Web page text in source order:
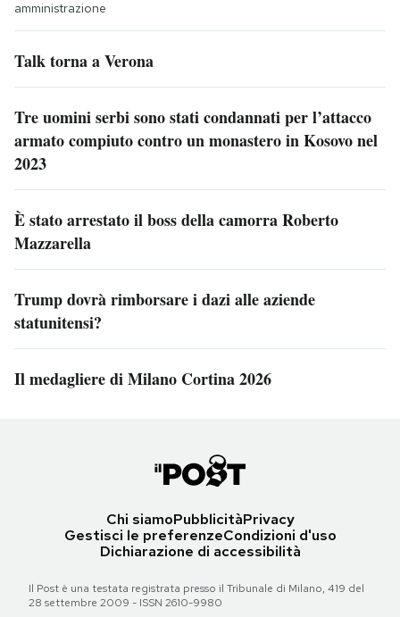
amministrazione
Talk torna a Verona
Tre uomini serbi sono stati condannati per l’attacco
armato compiuto contro un monastero in Kosovo nel
2023
È stato arrestato il boss della camorra Roberto
Mazzarella
Trump dovrà rimborsare i dazi alle aziende
statunitensi?
Il medagliere di Milano Cortina 2026
Chi siamoPubblicitàPrivacy
Gestisci le preferenzeCondizioni d'uso
Dichiarazione di accessibilità
Il Post è una testata registrata presso il Tribunale di Milano, 419 del
28 settembre 2009 - ISSN 2610-9980